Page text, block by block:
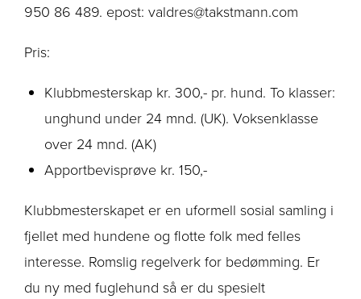
950 86 489. epost: valdres@takstmann.com
Pris:
Klubbmesterskap kr. 300,- pr. hund. To klasser:
unghund under 24 mnd. (UK). Voksenklasse
over 24 mnd. (AK)
Apportbevisprøve kr. 150,-
Klubbmesterskapet er en uformell sosial samling i
fjellet med hundene og flotte folk med felles
interesse. Romslig regelverk for bedømming. Er
du ny med fuglehund så er du spesielt